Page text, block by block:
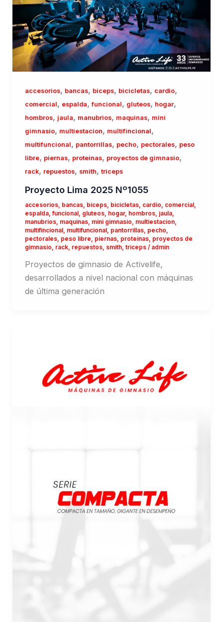
accesorios, bancas, biceps, bicicletas, cardio,
comercial, espalda,funcional, gluteos, hogar,
hombros, jaula, manubrios, maquinas, mini
gimnasio, multiestacion, multifincional,
multifuncional, pantorrillas, pecho, pectorales, peso
libre, piernas, proteinas, proyectos de gimnasio,
rack, repuestos, smith, triceps
Proyecto Lima 2025 Nº1055
accesorios, bancas, biceps, bicicletas, cardio, comercial ,
espalda,funcional , gluteos, hogar, hombros, jaula,
manubrios, maquinas, mini gimnasio, multiestacion,
multifincional , multifuncional , pantorrillas, pecho,
pectorales, peso libre, piernas, proteinas, proyectos de
gimnasio, rack, repuestos, smith, triceps/ admin
Proyectos de gimnasio de Activelife,
desarrollados a nivel nacional con máquinas
de última generación